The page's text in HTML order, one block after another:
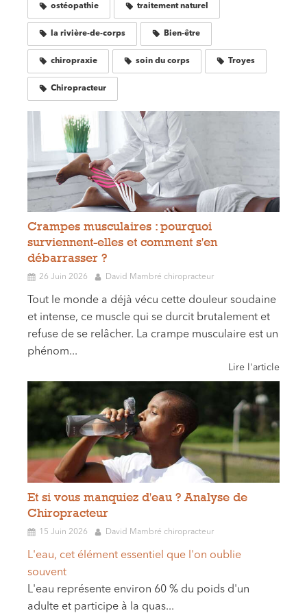
ostéopathie traitement naturel
la rivière-de-corps Bien-être
chiropraxie soin du corps Troyes
Chiropracteur
Crampes musculaires : pourquoi
surviennent-elles et comment s'en
débarrasser ?
26 Juin 2026 David Mambré chiropracteur
Tout le monde a déjà vécu cette douleur soudaine
et intense, ce muscle qui se durcit brutalement et
refuse de se relâcher. La crampe musculaire est un
phénom...
Lire l'article
Et si vous manquiez d'eau ? Analyse de
Chiropracteur
15 Juin 2026 David Mambré chiropracteur
L'eau, cet élément essentiel que l'on oublie
souvent
L'eau représente environ 60 % du poids d'un
adulte et participe à la quas...